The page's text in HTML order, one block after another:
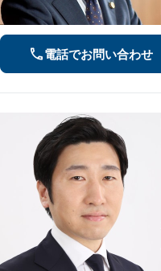
電話でお問い合わせ